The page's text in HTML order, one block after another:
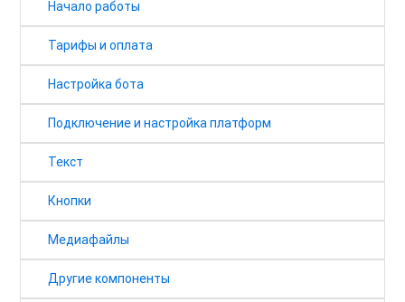
Начало работы
Тарифы и оплата
Настройка бота
Подключение и настройка платформ
Текст
Кнопки
Медиафайлы
Другие компоненты